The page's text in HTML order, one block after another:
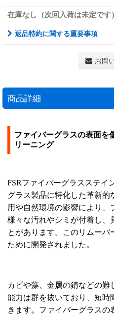
在庫なし（次回入荷は未定です）
返品特約に関する重要事項
お問
商品詳細
ファイバーグラスの表面を
リーニング
FSRファイバーグラスステイ
グラス製品に特化した革新的
用や自然環境の影響により
様々な汚れやシミが付着し、
とがあります。このリムーバ
ために開発されました。
カビや藻、金属の錆などの難
能力は群を抜いており、短時
きます。ファイバーグラス